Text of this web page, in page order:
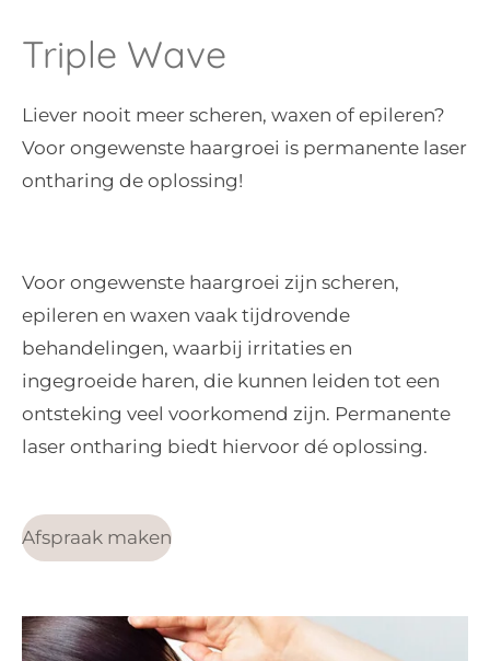
Triple Wave
Liever nooit meer scheren, waxen of epileren?
Voor ongewenste haargroei is permanente laser
ontharing de oplossing!
Voor ongewenste haargroei zijn scheren,
epileren en waxen vaak tijdrovende
behandelingen, waarbij irritaties en
ingegroeide haren, die kunnen leiden tot een
ontsteking veel voorkomend zijn. Permanente
laser ontharing biedt hiervoor dé oplossing.
Afspraak maken